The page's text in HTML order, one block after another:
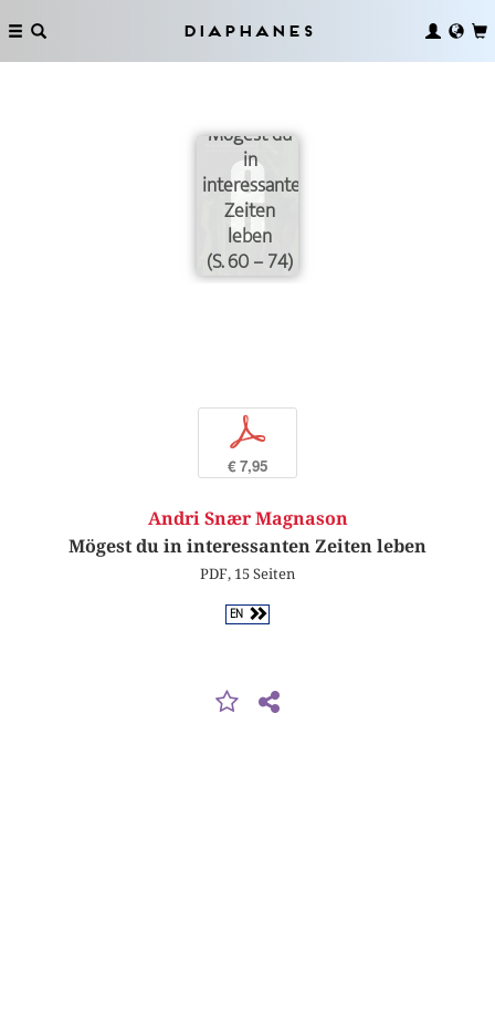
Diaphanes
Mögest du
in
interessanten
Zeiten
leben
(S. 60 – 74)
p
€ 7,95
Andri Snær Magnason
Mögest du in interessanten Zeiten leben
PDF, 15 Seiten
EN